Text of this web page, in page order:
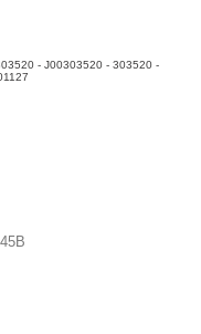
- J00303520 - 303520 -